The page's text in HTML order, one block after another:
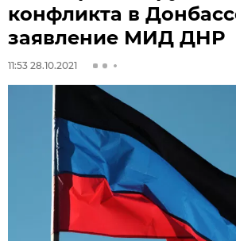
конфликта в
заявление МИД ДНР
11:53 28.10.2021